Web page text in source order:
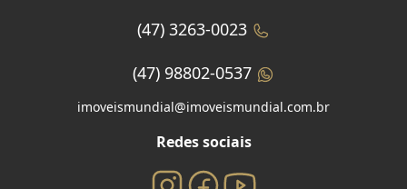
(47) 3263-0023
(47) 98802-0537
imoveismundial@imoveismundial.com.br
Redes sociais